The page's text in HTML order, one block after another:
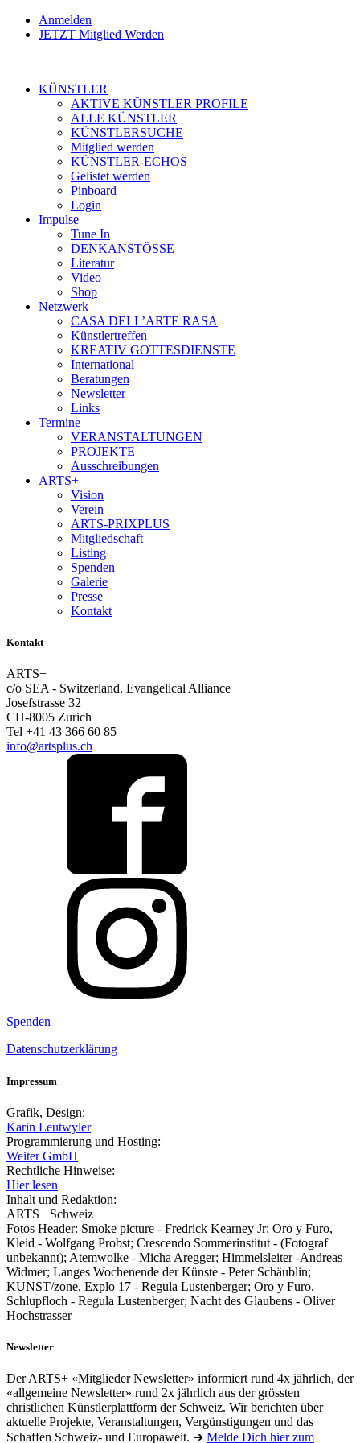
Anmelden
JETZT Mitglied Werden
KÜNSTLER
AKTIVE KÜNSTLER PROFILE
ALLE KÜNSTLER
KÜNSTLERSUCHE
Mitglied werden
KÜNSTLER-ECHOS
Gelistet werden
Pinboard
Login
Impulse
Tune In
DENKANSTÖSSE
Literatur
Video
Shop
Netzwerk
CASA DELL’ARTE RASA
Künstlertreffen
KREATIV GOTTESDIENSTE
International
Beratungen
Newsletter
Links
Termine
VERANSTALTUNGEN
PROJEKTE
Ausschreibungen
ARTS+
Vision
Verein
ARTS-PRIXPLUS
Mitgliedschaft
Listing
Spenden
Galerie
Presse
Kontakt
Kontakt
ARTS+
c/o SEA - Switzerland. Evangelical Alliance
Josefstrasse 32
CH-8005 Zurich
Tel +41 43 366 60 85
info@artsplus.ch
Spenden
Datenschutzerklärung
Impressum
Grafik, Design:
Karin Leutwyler
Programmierung und Hosting:
Weiter GmbH
Rechtliche Hinweise:
Hier lesen
Inhalt und Redaktion:
ARTS+ Schweiz
Fotos Header: Smoke picture - Fredrick Kearney Jr; Oro y Furo,
Kleid - Wolfgang Probst; Crescendo Sommerinstitut - (Fotograf
unbekannt); Atemwolke - Micha Aregger; Himmelsleiter -Andreas
Widmer; Langes Wochenende der Künste - Peter Schäublin;
KUNST/zone, Explo 17 - Regula Lustenberger; Oro y Furo,
Schlupfloch - Regula Lustenberger; Nacht des Glaubens - Oliver
Hochstrasser
Newsletter
Der ARTS+ «Mitglieder Newsletter» informiert rund 4x jährlich, der
«allgemeine Newsletter» rund 2x jährlich aus der grössten
christlichen Künstlerplattform der Schweiz. Wir berichten über
aktuelle Projekte, Veranstaltungen, Vergünstigungen und das
Schaffen Schweiz- und Europaweit. ➔ Melde Dich hier zum